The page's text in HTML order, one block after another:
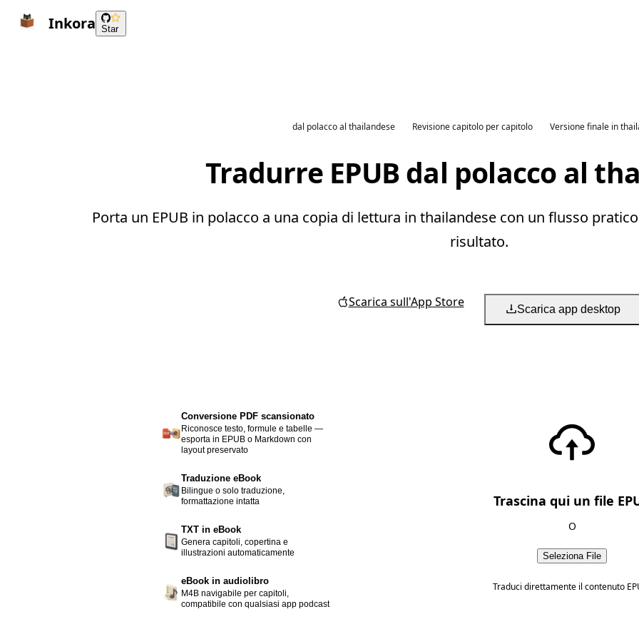
Inkora Star
dal polacco al thailandese Revisione capitolo per capitolo Versione finale in
Tradurre EPUB dal polacco al
Porta un EPUB in polacco a una copia di lettura in thailandese con un flusso
risultato.
Scarica sull'App Store Scarica app desktop
Conversione PDF scansionato
Riconosce testo, formule e tabelle —
esporta in EPUB o Markdown con
layout preservato
Traduzione eBook
Bilingue o solo traduzione,
formattazione intatta
TXT in eBook
Genera capitoli, copertina e
illustrazioni automaticamente
eBook in audiolibro
M4B navigabile per capitoli,
compatibile con qualsiasi app podcast
Trascina qui un file
O
Seleziona File
Traduci direttamente il contenuto